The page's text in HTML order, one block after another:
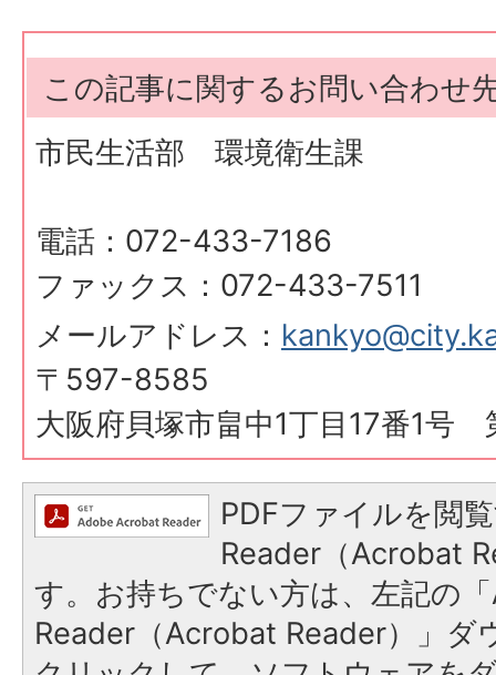
この記事に関するお問い合わせ
市民生活部 環境衛生課
電話：072-433-7186
ファックス：072-433-7511
メールアドレス：
〒597-8585
大阪府貝塚市畠中1丁目17番1号
PDFファイルを閲
Reader（Acrobat
す。お持ちでない方は、左記の
Reader（Acrobat Reader）」ダ